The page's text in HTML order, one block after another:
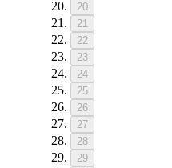
20
21
22
23
24
25
26
27
28
29